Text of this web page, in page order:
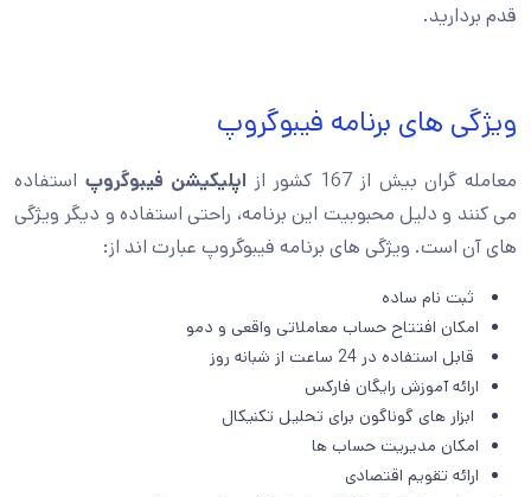
قدم بردارید.
ویژگی های برنامه فیبوگروپ
معامله گران بیش از 167 کشور از اپلیکیشن فیبوگروپ استفاده
می کنند و دلیل محبوبیت این برنامه، راحتی استفاده و دیگر ویژگی
های آن است. ویژگی های برنامه فیبوگروپ عبارت اند از:
ثبت نام ساده
امکان افتتاح حساب معاملاتی واقعی و دمو
قابل استفاده در 24 ساعت از شبانه روز
ارائه آموزش رایگان فارکس
ابزار های گوناگون برای تحلیل تکنیکال
امکان مدیریت حساب ها
ارائه تقویم اقتصادی